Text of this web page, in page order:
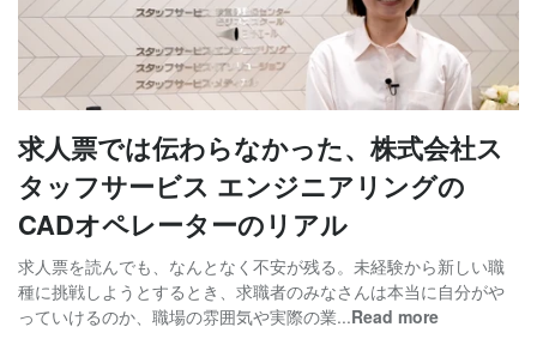
求人票では伝わらなかった、株式会社ス
タッフサービス エンジニアリングの
CADオペレーターのリアル
求人票を読んでも、なんとなく不安が残る。未経験から新しい職
種に挑戦しようとするとき、求職者のみなさんは本当に自分がや
っていけるのか、職場の雰囲気や実際の業...Read more